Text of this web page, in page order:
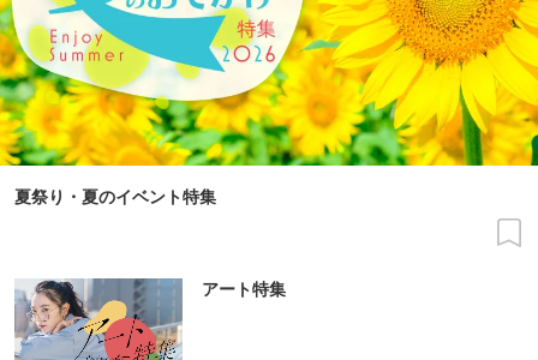
夏祭り・夏のイベント特集
アート特集